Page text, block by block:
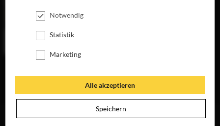
DIGITAL
Notwendig
Statistik
Marketing
Alle akzeptieren
Speichern